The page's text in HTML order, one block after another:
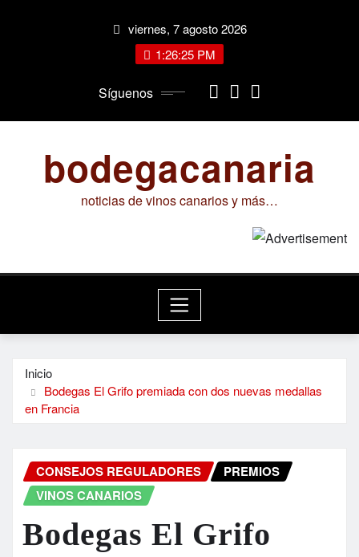
viernes, 7 agosto 2026
1:26:26 PM
Síguenos
bodegacanaria
noticias de vinos canarios y más…
Inicio
Bodegas El Grifo premiada con dos nuevas medallas
en Francia
CONSEJOS REGULADORES
PREMIOS
VINOS CANARIOS
Bodegas El Grifo